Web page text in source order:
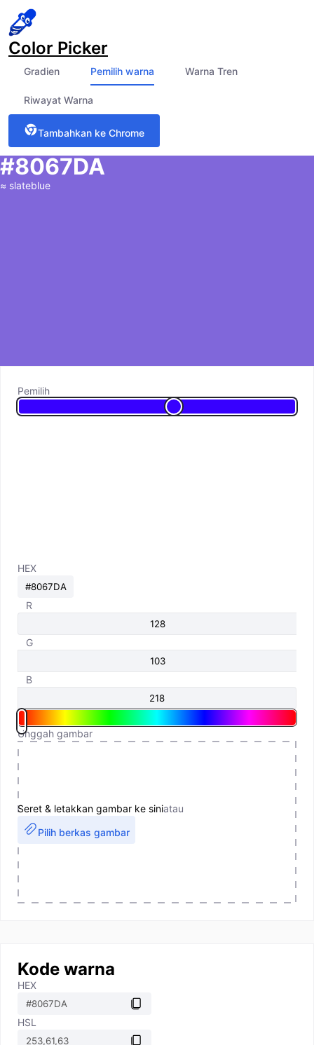
Color Picker
Gradien Pemilih warna Warna Tren
Riwayat Warna
Tambahkan ke Chrome
#8067DA
≈ slateblue
Pemilih
HEX
R
G
B
Unggah gambar
Seret & letakkan gambar ke siniatau
Pilih berkas gambar
Kode warna
HEX
HSL